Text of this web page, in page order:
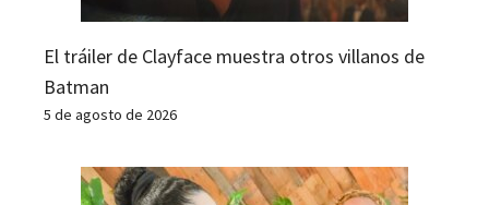
El tráiler de Clayface muestra otros villanos de
Batman
5 de agosto de 2026